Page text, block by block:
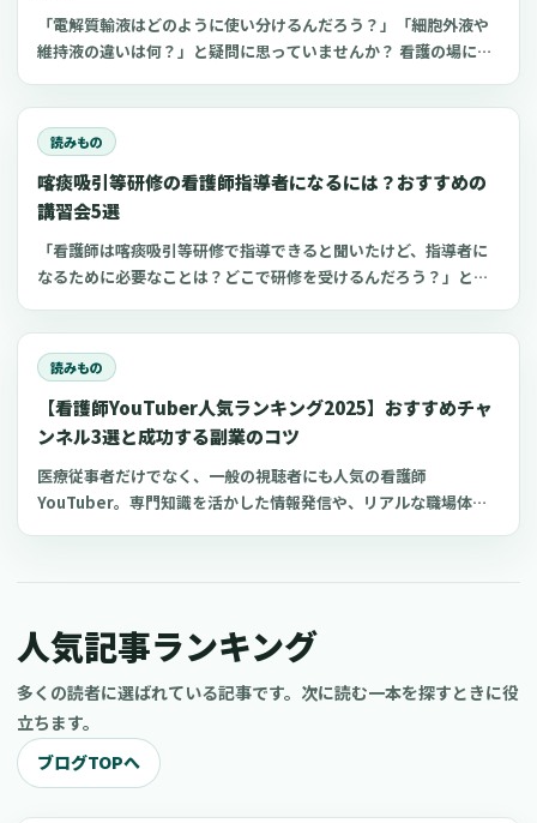
「電解質輸液はどのように使い分けるんだろう？」「細胞外液や
維持液の違いは何？」と疑問に思っていませんか？ 看護の場にお
類は多く、看護師がそれぞれの輸液製剤の特徴や使い分けを理解
するのは難しいものです。 今回は、看護師が知っておきたい電解
質輸液の種類と違いについてわかりやすく解説します。
読みもの
喀痰吸引等研修の看護師指導者になるには？おすすめの
講習会5選
「看護師は喀痰吸引等研修で指導できると聞いたけど、指導者に
なるために必要なことは？どこで研修を受けるんだろう？」と思
護師としてのスキルアップにつながり病院や介護施設の仕事に生
かせるかもしれません 。今回は、喀痰吸引等研修の指導教員にな
る条件やおすすめの講習会についてご紹介します。
読みもの
【看護師YouTuber人気ランキング2025】おすすめチャ
ンネル3選と成功する副業のコツ
医療従事者だけでなく、一般の視聴者にも人気の看護師
YouTuber。専門知識を活かした情報発信や、リアルな職場体験
看護師がYouTube副業を成功させるコツについてご紹介します。
に興味がある一般の方もぜひ参考にしてくださいね。
人気記事ランキング
多くの読者に選ばれている記事です。次に読む一本を探すときに役
立ちます。
ブログTOPへ